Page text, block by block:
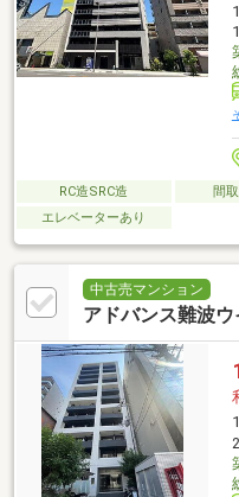
RC造SRC造 間
エレベーターあり
中古売マンション
アドバンス難波